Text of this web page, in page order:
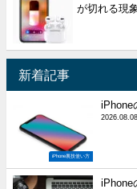
が切れる現
新着記事
iPhone裏技使い方
iPhone
2026.08.08
iPhone